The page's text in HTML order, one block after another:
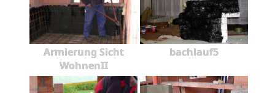
Armierung Sicht
WohnenII
bachlauf5